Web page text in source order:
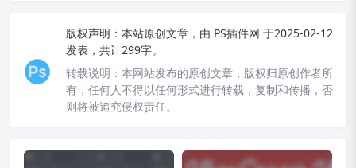
版权声明： 本站原创文章，由 PS插件网 于2025-02-12
发表，共计299字。
转载说明： 本网站发布的原创文章，版权归原创作者所
有，任何人不得以任何形式进行转载，复制和传播，否
则将被追究侵权责任。